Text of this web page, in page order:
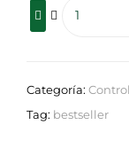
Categoría:
Tag: bestseller